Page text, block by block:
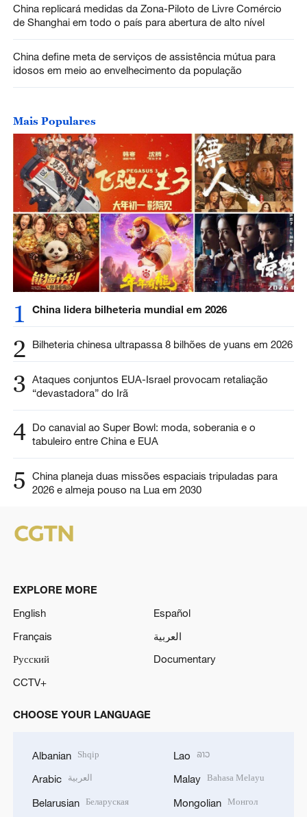
China replicará medidas da Zona-Piloto de Livre Comércio
de Shanghai em todo o país para abertura de alto nível
China define meta de serviços de assistência mútua para
idosos em meio ao envelhecimento da população
Mais Populares
1 China lidera bilheteria mundial em 2026
2 Bilheteria chinesa ultrapassa 8 bilhões de yuans em 2026
3 Ataques conjuntos EUA-Israel provocam retaliação
“devastadora” do Irã
4 Do canavial ao Super Bowl: moda, soberania e o
tabuleiro entre China e EUA
5
China planeja duas missões espaciais tripuladas para
2026 e almeja pouso na Lua em 2030
EXPLORE MORE
English
Español
Français
العربية
Русский
Documentary
CCTV+
CHOOSE YOUR LANGUAGE
Albanian Shqip
Arabic العربية
Belarusian Беларуская
Lao ລາວ
Malay Bahasa Melayu
Mongolian Монгол